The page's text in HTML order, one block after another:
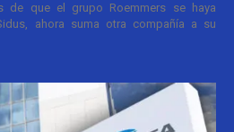
de que el grupo Roemmers se haya
ahora suma otra compañía a su